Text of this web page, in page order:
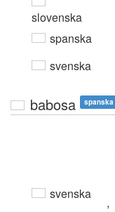
slovenska
spanska
svenska
babosa spanska
svenska
,